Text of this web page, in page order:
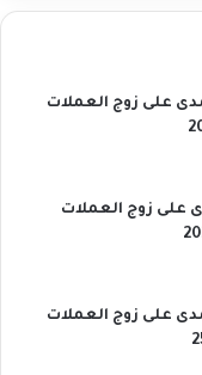
على زوج العملات
على زوج العملات
على زوج العملات